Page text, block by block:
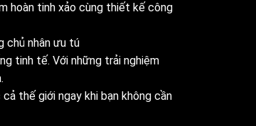
hoàn tinh xảo cùng thiết kế công
chủ nhân ưu tú
tinh tế. Với những trải nghiệm
thế giới ngay khi bạn không cần